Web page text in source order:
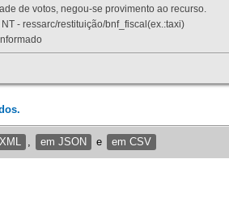
de votos, negou-se provimento ao recurso.
NT - ressarc/restituição/bnf_fiscal(ex.:taxi)
em JSON e em CSV